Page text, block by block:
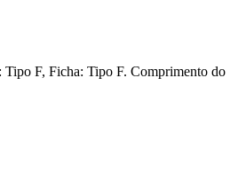
F, Ficha: Tipo F. Comprimento do